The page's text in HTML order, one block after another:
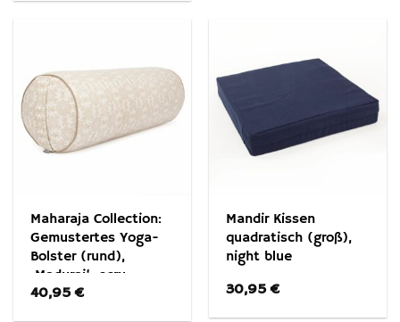
Maharaja Collection:
Gemustertes Yoga-
Bolster (rund),
‚Madurai‘, ecru,
Dinkelhülsen
40,95€
Mandir Kissen
quadratisch (groß),
night blue
30,95€